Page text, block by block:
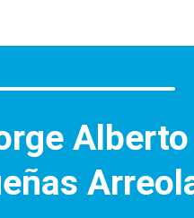
Alberto